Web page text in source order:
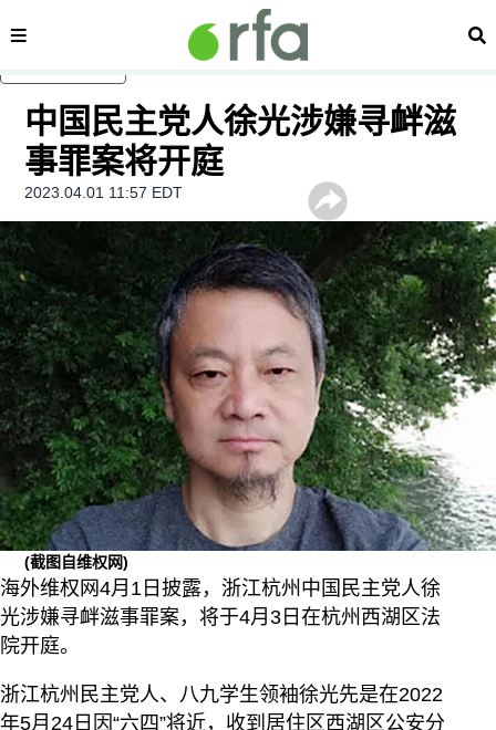
内容分类 搜
中国民主党人徐光涉嫌寻衅滋
事罪案将开庭
2023.04.01 11:57 EDT
(截图自维权网)
海外维权网4月1日披露，浙江杭州中国民主党人徐
光涉嫌寻衅滋事罪案，将于4月3日在杭州西湖区法
院开庭。
浙江杭州民主党人、八九学生领袖徐光先是在2022
年5月24日因“六四”将近，收到居住区西湖区公安分